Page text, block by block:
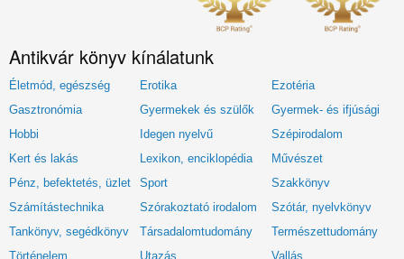
Antikvár könyv kínálatunk
Életmód, egészség Erotika
Ezotéria
Gasztronómia
Gyermekek és szülők
Gyermek- és ifjúsági
Hobbi
Idegen nyelvű
Szépirodalom
Kert és lakás
Lexikon, enciklopédia
Művészet
Pénz, befektetés, üzlet
Sport
Szakkönyv
Számítástechnika
Szórakoztató irodalom
Szótár, nyelvkönyv
Tankönyv, segédkönyv
Társadalomtudomány
Természettudomány
Történelem
Utazás Vallás